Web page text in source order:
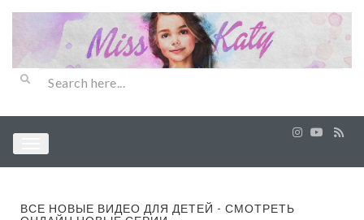
ВСЕ НОВЫЕ ВИДЕО ДЛЯ ДЕТЕЙ - СМОТРЕТЬ